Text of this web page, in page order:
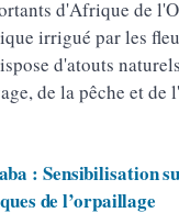
d'Afrique de
irrigué par les
d'atouts
de la pêche et de
: Sensibilisation
de l’orpaillage